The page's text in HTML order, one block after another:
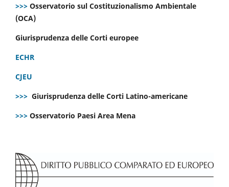
>>> Osservatorio sul Costituzionalismo Ambientale
(OCA)
Giurisprudenza delle Corti europee
ECHR
CJEU
>>> Giurisprudenza delle Corti Latino-americane
>>> Osservatorio Paesi Area Mena